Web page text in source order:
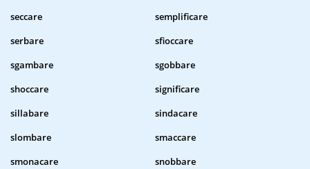
seccare
semplificare
serbare
sfioccare
sgambare
sgobbare
shoccare
significare
sillabare
sindacare
slombare
smaccare
smonacare
snobbare